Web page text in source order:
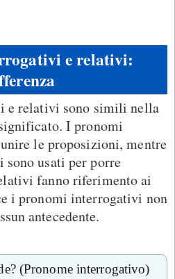
e relativi:
e relativi sono simili nella
I pronomi
le proposizioni, mentre
usati per porre
fanno riferimento ai
i pronomi interrogativi non
antecedente.
(Pronome interrogativo)